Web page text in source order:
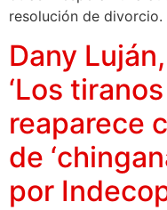
resolución de divorcio.
Dany
‘Los
reaparece
de
por